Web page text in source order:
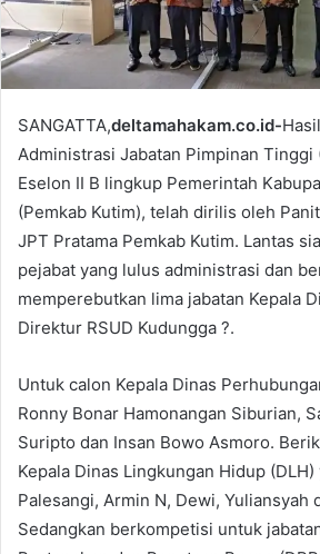
i
l
SANGATTA,deltamahakam.co.id-
Administrasi Jabatan Pimpinan Tinggi
Eselon II B lingkup Pemerintah
(Pemkab Kutim), telah dirilis oleh
JPT Pratama Pemkab Kutim. Lantas
pejabat yang lulus administrasi dan
memperebutkan lima jabatan Kepala
Direktur RSUD Kudungga ?.
Untuk calon Kepala Dinas
Ronny Bonar Hamonangan Siburian,
Suripto dan Insan Bowo Asmoro.
Kepala Dinas Lingkungan Hidup
Palesangi, Armin N, Dewi, Yuliansyah
Sedangkan berkompetisi untuk